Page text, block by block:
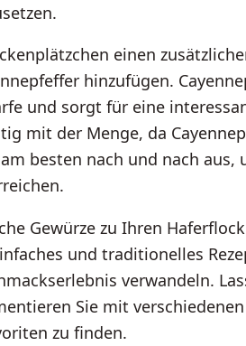
einen
hinzufügen.
und sorgt für eine
mit der Menge, da
besten nach und nach aus,
Gewürze zu Ihren
und traditionelles
verwandeln.
Sie mit
zu finden.